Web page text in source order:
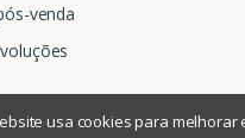
venda
usa cookies para melhorar